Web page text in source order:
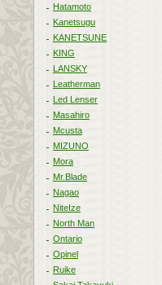
Hatamoto
Kanetsugu
KANETSUNE
KING
LANSKY
Leatherman
Led Lenser
Masahiro
Mcusta
MIZUNO
Mora
Mr.Blade
Nagao
NiteIze
North Man
Ontario
Opinel
Ruike